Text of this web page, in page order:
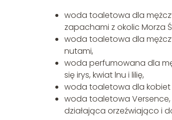
woda toaletowa dla
zapachami z okolic Morza
woda toaletowa dla
nutami,
woda perfumowana dla
się irys, kwiat lnu i lilię,
woda toaletowa dla kobiet
woda toaletowa
działająca orzeźwiająco i